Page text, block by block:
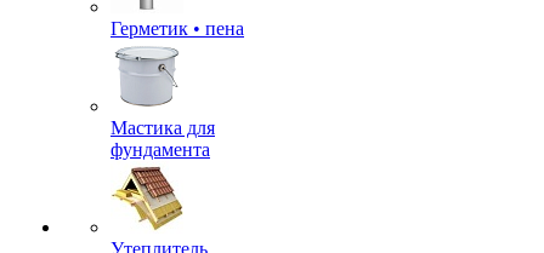
Герметик • пена
Мастика для
фундамента
Утеплитель